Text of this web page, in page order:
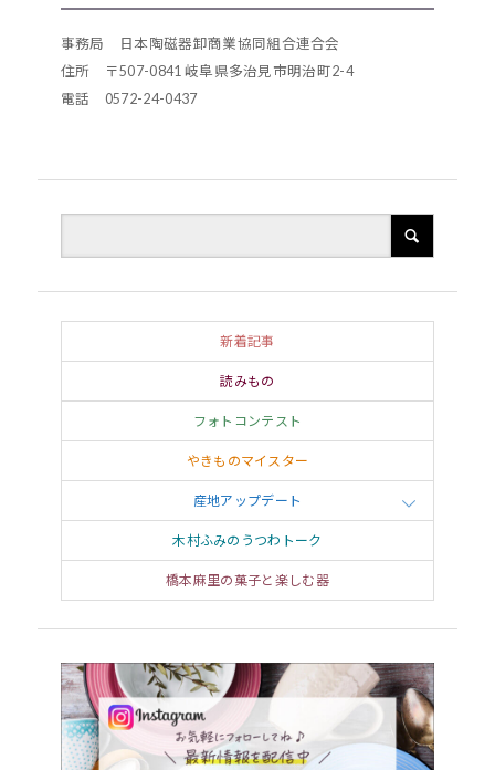
事務局 日本陶磁器卸商業協同組合連合会
住所 〒507-0841 岐阜県多治見市明治町2-4
電話 0572-24-0437
新着記事
読みもの
フォトコンテスト
やきものマイスター
産地アップデート
木村ふみのうつわトーク
橋本麻里の菓子と楽しむ器